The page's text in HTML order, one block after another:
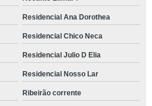
Residencial Ana Dorothea
Residencial Chico Neca
Residencial Julio D Elia
Residencial Nosso Lar
Ribeirão corrente